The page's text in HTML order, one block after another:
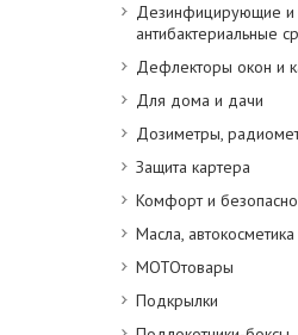
Дезинфицирующие и
антибактериальные
Дефлекторы окон и
Для дома и дачи
Дозиметры,
Защита картера
Комфорт и
Масла,
МОТОтовары
Подкрылки